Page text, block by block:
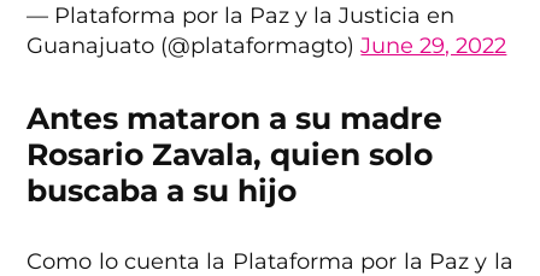
— Plataforma por la Paz y la Justicia en
Guanajuato (@plataformagto)June 29, 2022
Antes mataron a su madre
Rosario Zavala, quien solo
buscaba a su hijo
Como lo cuenta la Plataforma por la Paz y la